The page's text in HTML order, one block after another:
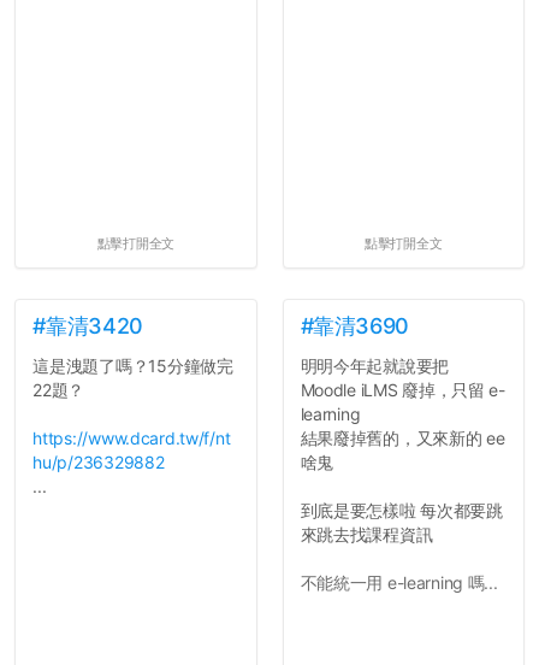
點擊打開全文 點擊打開全文
#靠清3420
這是洩題了嗎？15分鐘做完
22題？
https://www.dcard.tw/f/nt
hu/p/236329882
...
#靠清3690
明明今年起就說要把
Moodle iLMS 廢掉，只留 e-
learning
結果廢掉舊的，又來新的 ee
啥鬼
到底是要怎樣啦 每次都要跳
來跳去找課程資訊
不能統一用 e-learning 嗎...